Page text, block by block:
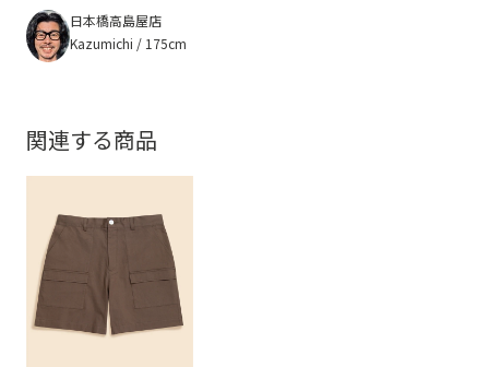
日本橋高島屋店
Kazumichi / 175cm
関連する商品